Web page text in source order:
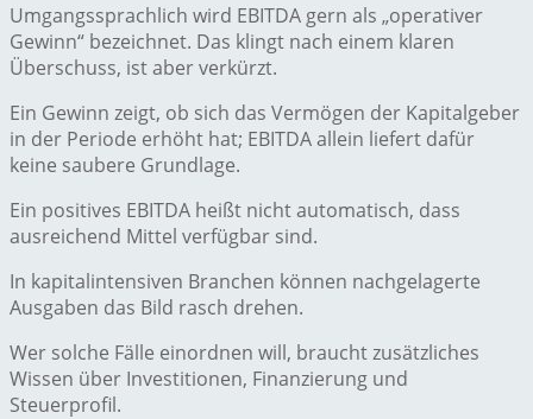
Umgangssprachlich wird EBITDA gern als „operativer
Gewinn“ bezeichnet. Das klingt nach einem klaren
Überschuss, ist aber verkürzt.
Ein Gewinn zeigt, ob sich das Vermögen der Kapitalgeber
in der Periode erhöht hat; EBITDA allein liefert dafür
keine saubere Grundlage.
Ein positives EBITDA heißt nicht automatisch, dass
ausreichend Mittel verfügbar sind.
In kapitalintensiven Branchen können nachgelagerte
Ausgaben das Bild rasch drehen.
Wer solche Fälle einordnen will, braucht zusätzliches
Wissen über Investitionen, Finanzierung und
Steuerprofil.